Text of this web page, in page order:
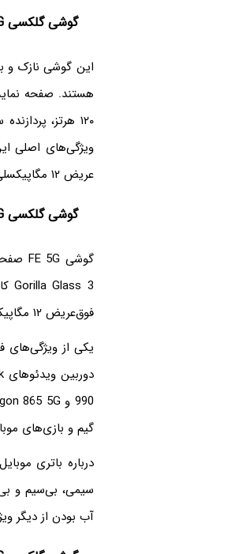
گوشی گلکسی M52-5G
عریض ۱۲ مگاپیکسلی، دوربین ماکرو ۵ مگاپیکسلی و دوربین سلفی ۳۲ مگاپیکسلی اشاره کنیم.
گوشی گلکسی S20 FE 5G
فوق‌عریض ۱۲ مگاپیکسلی هستند. این دوربین‌ها برای بهبود کیفیت عکس‌ها از هوش مصنوعی استفاده می‌کنند.
گیم و بازی‌های
سیمی، بی‌سیم و
آب بودن از دیگر